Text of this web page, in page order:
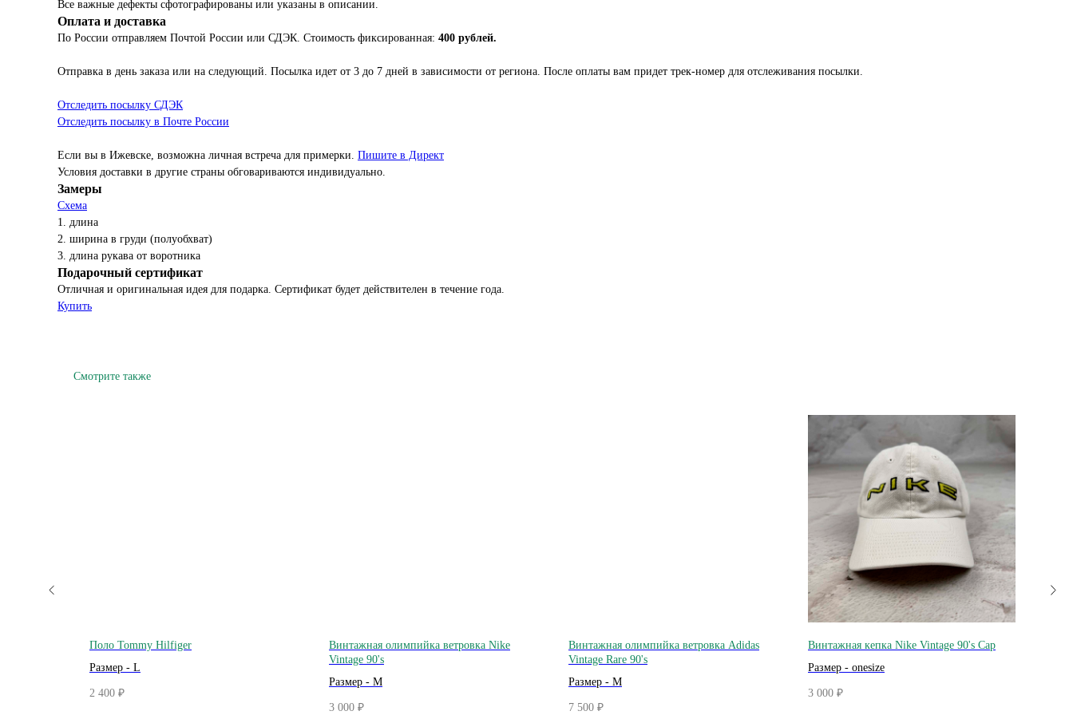
Все важные дефекты сфотографированы или указаны в описании.
Оплата и доставка
По России отправляем Почтой России или СДЭК. Стоимость фиксированная: 400 рублей.
Отправка в день заказа или на следующий. Посылка идет от 3 до 7 дней в зависимости от региона. После оплаты вам придет трек-номер для отслеживания посылки.
Отследить посылку СДЭК
Отследить посылку в Почте России
Если вы в Ижевске, возможна личная встреча для примерки. Пишите в Директ
Условия доставки в другие страны обговариваются индивидуально.
Замеры
Схема
1. длина
2. ширина в груди (полуобхват)
3. длина рукава от воротника
Подарочный сертификат
Отличная и оригинальная идея для подарка. Сертификат будет действителен в течение года.
Купить
Смотрите также
Поло Tommy Hilfiger
Размер - L
2 400 ₽
Винтажная олимпийка ветровка Nike
Vintage 90's
Размер - M
3 000 ₽
Винтажная олимпийка ветровка Adidas
Vintage Rare 90's
Размер - M
7 500 ₽
Винтажная кепка Nike Vintage 90's Cap
Размер - onesize
3 000 ₽